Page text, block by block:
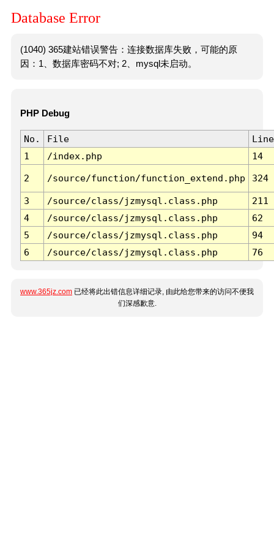
Database Error
(1040) 365建站错误警告：连接数据库失败，可能的原
因：1、数据库密码不对; 2、mysql未启动。
PHP Debug
No. File
Line
1
/index.php 14
2 /source/function/function_extend.php 324
3 /source/class/jzmysql.class.php
211
4
/source/class/jzmysql.class.php
62
5
/source/class/jzmysql.class.php
94
6
/source/class/jzmysql.class.php 76
www.365jz.com 已经将此出错信息详细记录, 由此给您带来的访问不便我
们深感歉意.